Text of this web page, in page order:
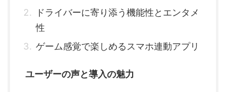
ドライバーに寄り添う機能性とエンタメ
性
ゲーム感覚で楽しめるスマホ連動アプリ
ユーザーの声と導入の魅力